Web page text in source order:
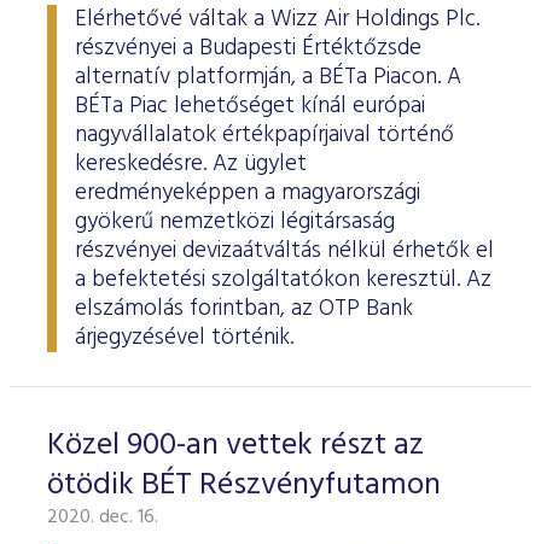
Elérhetővé váltak a Wizz Air Holdings Plc.
részvényei a Budapesti Értéktőzsde
alternatív platformján, a BÉTa Piacon. A
BÉTa Piac lehetőséget kínál európai
nagyvállalatok értékpapírjaival történő
kereskedésre. Az ügylet
eredményeképpen a magyarországi
gyökerű nemzetközi légitársaság
részvényei devizaátváltás nélkül érhetők el
a befektetési szolgáltatókon keresztül. Az
elszámolás forintban, az OTP Bank
árjegyzésével történik.
Közel 900-an vettek részt az
ötödik BÉT Részvényfutamon
2020. dec. 16.